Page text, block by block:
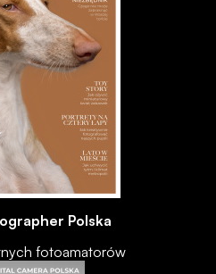
Polska
fotoamatorów